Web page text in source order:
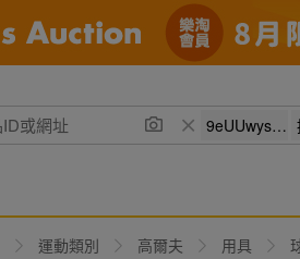
運動類別 高爾夫 用具